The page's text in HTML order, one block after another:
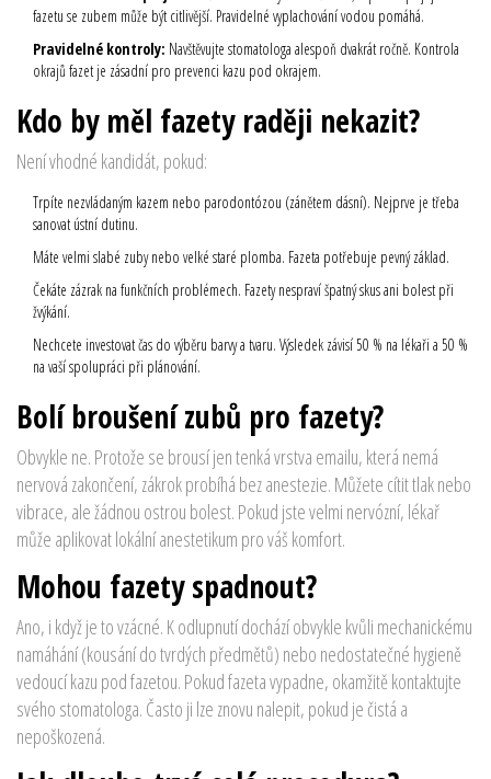
fazetu se zubem může být citlivější. Pravidelné vyplachování vodou pomáhá.
Pravidelné kontroly: Navštěvujte stomatologa alespoň dvakrát ročně. Kontrola
okrajů fazet je zásadní pro prevenci kazu pod okrajem.
Kdo by měl fazety raději nekazit?
Není vhodné kandidát, pokud:
Trpíte nezvládaným kazem nebo parodontózou (zánětem dásní). Nejprve je třeba
sanovat ústní dutinu.
Máte velmi slabé zuby nebo velké staré plomba. Fazeta potřebuje pevný základ.
Čekáte zázrak na funkčních problémech. Fazety nespraví špatný skus ani bolest při
žvýkání.
Nechcete investovat čas do výběru barvy a tvaru. Výsledek závisí 50 % na lékaři a 50 %
na vaší spolupráci při plánování.
Bolí broušení zubů pro fazety?
Obvykle ne. Protože se brousí jen tenká vrstva emailu, která nemá
nervová zakončení, zákrok probíhá bez anestezie. Můžete cítit tlak nebo
vibrace, ale žádnou ostrou bolest. Pokud jste velmi nervózní, lékař
může aplikovat lokální anestetikum pro váš komfort.
Mohou fazety spadnout?
Ano, i když je to vzácné. K odlupnutí dochází obvykle kvůli mechanickému
namáhání (kousání do tvrdých předmětů) nebo nedostatečné hygieně
vedoucí kazu pod fazetou. Pokud fazeta vypadne, okamžitě kontaktujte
svého stomatologa. Často ji lze znovu nalepit, pokud je čistá a
nepoškozená.